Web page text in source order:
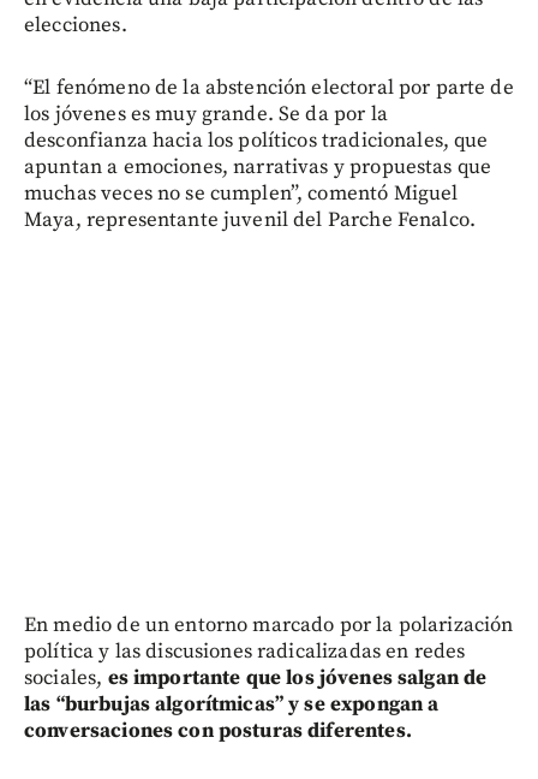
elecciones.
“El fenómeno de la abstención electoral por parte de
los jóvenes es muy grande. Se da por la
desconfianza hacia los políticos tradicionales, que
apuntan a emociones, narrativas y propuestas que
muchas veces no se cumplen”, comentó Miguel
Maya, representante juvenil del Parche Fenalco.
En medio de un entorno marcado por la polarización
política y las discusiones radicalizadas en redes
sociales, es importante que los jóvenes salgan de
las “burbujas algorítmicas” y se expongan a
conversaciones con posturas diferentes.